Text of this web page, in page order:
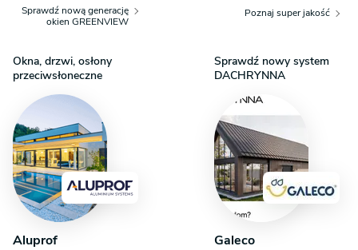
Sprawdź nową generację
okien GREENVIEW
Poznaj super jakość
Okna, drzwi, osłony
przeciwsłoneczne
Aluprof
Sprawdź nowy system
DACHRYNNA
Galeco